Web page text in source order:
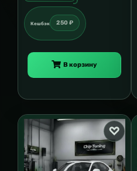
Кешбэк 250 ₽
В корзину